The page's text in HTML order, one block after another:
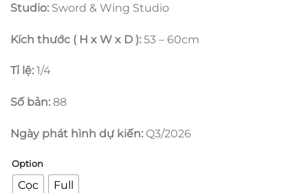
Studio: Sword & Wing Studio
Kích thước ( H x W x D ): 53 – 60cm
Tỉ lệ: 1/4
Số bản: 88
Ngày phát hình dự kiến: Q3/2026
Option
Cọc Full